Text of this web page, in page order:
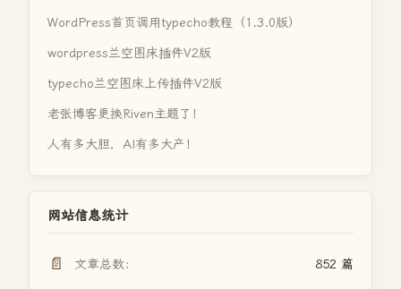
WordPress首页调用typecho教程（1.3.0版）
wordpress兰空图床插件V2版
typecho兰空图床上传插件V2版
老张博客更换Riven主题了！
人有多大胆，AI有多大产！
网站信息统计
📄 文章总数： 852 篇